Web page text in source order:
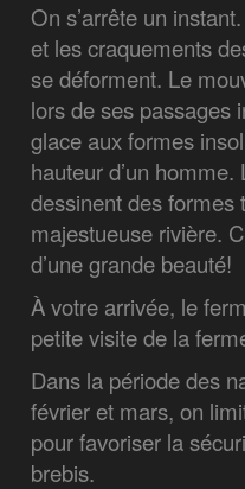
On s’arrête un
et les craquements
se déforment. Le
lors de ses passages
glace aux formes
hauteur d’un
dessinent des formes
majestueuse rivière.
d’une grande beauté!
À votre arrivée, le
petite visite de la
Dans la période des
février et mars, on
pour favoriser la
brebis.